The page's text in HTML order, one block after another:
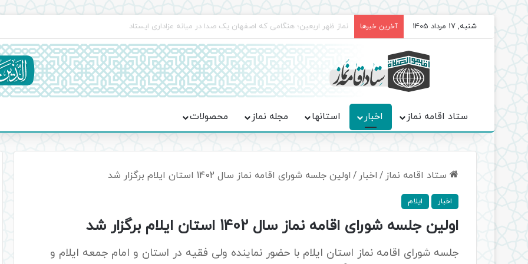
شنبه, 17 مرداد 1405 آخرین خبرها برگزاری باشکوه نمازهای جماعت در موکب فاطمه الزهرا (س)
ستاد اقامه نماز اخبار استانها مجله نماز محصولات
ستاد اقامه نماز / اخبار / اولین جلسه شورای اقامه نماز سال 1402 استان ایلام برگزار شد
اخبار ایلام
اولین جلسه شورای اقامه نماز سال 1402 استان ایلام برگزار شد
جلسه شورای اقامه نماز استان ایلام با حضور نماینده ولی فقیه در استان و امام جمعه ایلام و